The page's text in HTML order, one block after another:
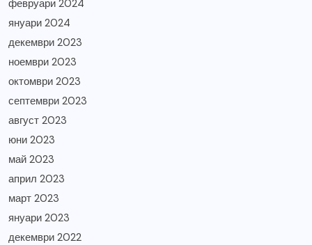
февруари 2024
януари 2024
декември 2023
ноември 2023
октомври 2023
септември 2023
август 2023
юни 2023
май 2023
април 2023
март 2023
януари 2023
декември 2022